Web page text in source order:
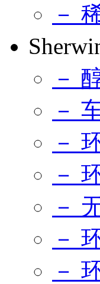
－
－
－
－
－
－
－
－